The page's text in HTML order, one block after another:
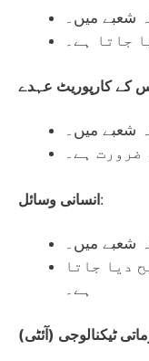
شعبے میں۔
جاتا ہے۔
کے کارپوریٹ عہدے
شعبے میں۔
ضرورت ہے۔
انسانی وسائل:
شعبے میں۔
دیا جاتا
ہے۔
ٹیکنالوجی (آئٹی)